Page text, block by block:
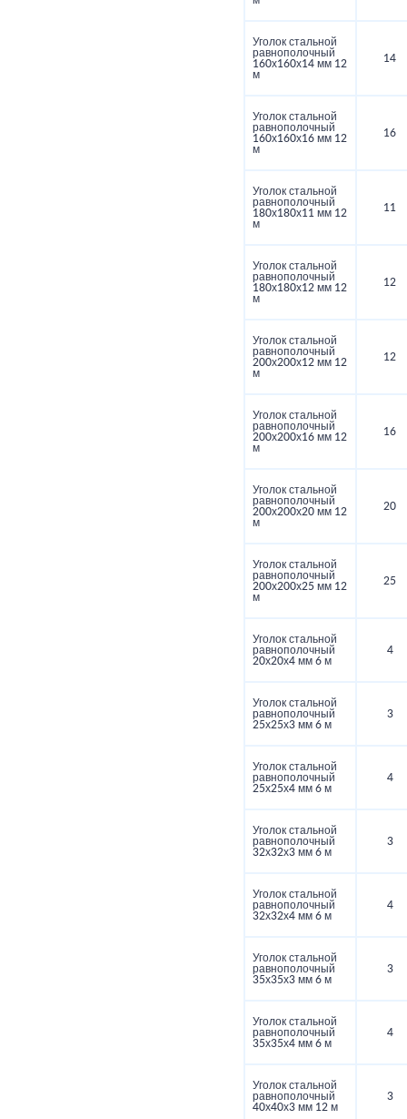
Уголок стальной
равнополочный
160х160х14 мм 12
м
14
Уголок стальной
равнополочный
160х160х16 мм 12
м
16
Уголок стальной
равнополочный
180х180х11 мм 12
м
11
Уголок стальной
равнополочный
180х180х12 мм 12
м
12
Уголок стальной
равнополочный
200х200х12 мм 12
м
12
Уголок стальной
равнополочный
200х200х16 мм 12
м
16
Уголок стальной
равнополочный
200х200х20 мм 12
м
20
Уголок стальной
равнополочный
200х200х25 мм 12
м
25
Уголок стальной
равнополочный
20х20х4 мм 6 м
4
Уголок стальной
равнополочный
25х25х3 мм 6 м
3
Уголок стальной
равнополочный
25х25х4 мм 6 м
4
Уголок стальной
равнополочный
32х32х3 мм 6 м
3
Уголок стальной
равнополочный
32х32х4 мм 6 м
4
Уголок стальной
равнополочный
35х35х3 мм 6 м
3
Уголок стальной
равнополочный
35х35х4 мм 6 м
4
Уголок стальной
равнополочный
40х40х3 мм 12 м
3